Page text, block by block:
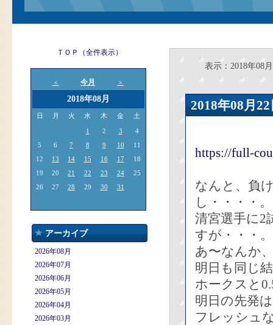
ＴＯＰ（全件表示）
＜ 今月 ＞
2018年08月
日 月 火 水 木 金 土
1 2 3
4
5
6 7 8 9 10
11
12
13 14 15 16 17
18
19
20 21 22 23 24
25
26
27 28 29 30 31
アーカイブ
2026年08月
2026年07月
2026年06月
2026年05月
2026年04月
2026年03月
表示：2018年08月
2018年08
https://full-
なんと、負
し・・・・。
清宮選手に2
すが・・・。
あ〜なんか
明日も同じ
ホークスと
明日の先発
フレッシュ